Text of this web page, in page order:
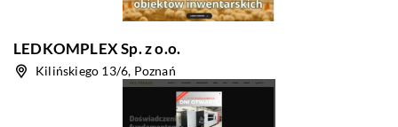
LEDKOMPLEX Sp. z o.o.
Kilińskiego 13/6, Poznań